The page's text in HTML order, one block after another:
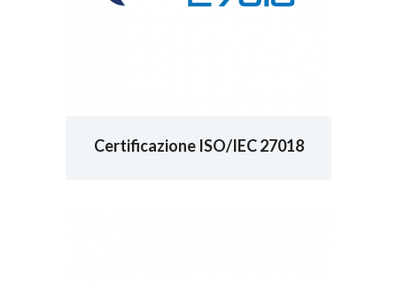
Certificazione ISO/IEC 27018